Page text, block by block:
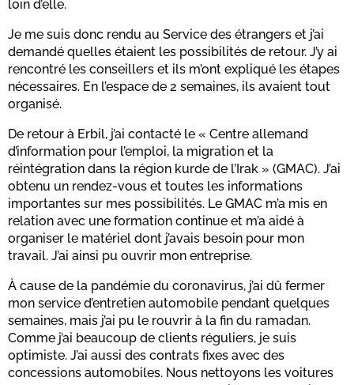
loin d’elle.
Je me suis donc rendu au Service des étrangers et j’ai
demandé quelles étaient les possibilités de retour. J’y ai
rencontré les conseillers et ils m’ont expliqué les étapes
nécessaires. En l’espace de 2 semaines, ils avaient tout
organisé.
De retour à Erbil, j’ai contacté le « Centre allemand
d’information pour l’emploi, la migration et la
réintégration dans la région kurde de l’Irak » (GMAC). J’ai
obtenu un rendez-vous et toutes les informations
importantes sur mes possibilités. Le GMAC m’a mis en
relation avec une formation continue et m’a aidé à
organiser le matériel dont j’avais besoin pour mon
travail. J’ai ainsi pu ouvrir mon entreprise.
À cause de la pandémie du coronavirus, j’ai dû fermer
mon service d’entretien automobile pendant quelques
semaines, mais j’ai pu le rouvrir à la fin du ramadan.
Comme j’ai beaucoup de clients réguliers, je suis
optimiste. J’ai aussi des contrats fixes avec des
concessions automobiles. Nous nettoyons les voitures